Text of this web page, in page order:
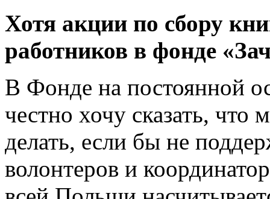
Хотя акции по сбору
работников в фонде
В Фонде на постоянной
честно хочу сказать,
делать, если бы не
волонтеров и